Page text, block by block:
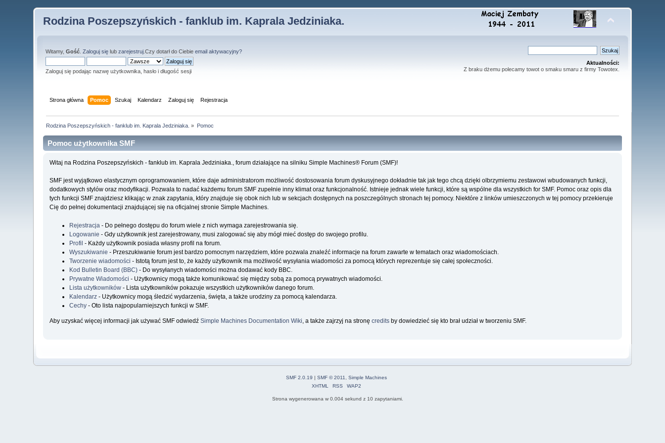
Rodzina Poszepszyńskich - fanklub im. Kaprala Jedziniaka.
Witamy,Gość .Zaloguj się lubzarejestruj .Czy dotarł do Ciebieemail aktywacyjny?
Zaloguj się podając nazwę użytkownika, hasło i długość sesji
Aktualności:
Z braku dżemu polecamy towot o smaku smaru z firmy Towotex.
Strona główna Pomoc Szukaj Kalendarz Zaloguj się Rejestracja
Rodzina Poszepszyńskich - fanklub im. Kaprala Jedziniaka. » Pomoc
Pomoc użytkownika SMF
Witaj na Rodzina Poszepszyńskich - fanklub im. Kaprala Jedziniaka., forum działające na silniku Simple Machines® Forum (SMF)!
SMF jest wyjątkowo elastycznym oprogramowaniem, które daje administratorom możliwość dostosowania forum dyskusyjnego dokładnie tak jak tego chcą dzięki olbrzymiemu zestawowi wbudowanych funkcji,
dodatkowych stylów oraz modyfikacji. Pozwala to nadać każdemu forum SMF zupełnie inny klimat oraz funkcjonalność. Istnieje jednak wiele funkcji, które są wspólne dla wszystkich for SMF. Pomoc oraz opis dla
tych funkcji SMF znajdziesz klikając w znak zapytania, który znajduje się obok nich lub w sekcjach dostępnych na poszczególnych stronach tej pomocy. Niektóre z linków umieszczonych w tej pomocy przekieruje
Cię do pełnej dokumentacji znajdującej się na oficjalnej stronie Simple Machines.
Rejestracja- Do pełnego dostępu do forum wiele z nich wymaga zarejestrowania się.
Logowanie - Gdy użytkownik jest zarejestrowany, musi zalogować się aby mógł mieć dostęp do swojego profilu.
Profil - Każdy użytkownik posiada własny profil na forum.
Wyszukiwanie - Przeszukiwanie forum jest bardzo pomocnym narzędziem, które pozwala znaleźć informacje na forum zawarte w tematach oraz wiadomościach.
Tworzenie wiadomości - Istotą forum jest to, że każdy użytkownik ma możliwość wysyłania wiadomości za pomocą których reprezentuje się całej społeczności.
Kod Bulletin Board (BBC)- Do wysyłanych wiadomości można dodawać kody BBC.
Prywatne Wiadomości - Użytkownicy mogą także komunikować się między sobą za pomocą prywatnych wiadomości.
Lista użytkowników- Lista użytkowników pokazuje wszystkich użytkowników danego forum.
Kalendarz- Użytkownicy mogą śledzić wydarzenia, święta, a także urodziny za pomocą kalendarza.
Cechy- Oto lista najpopularniejszych funkcji w SMF.
Aby uzyskać więcej informacji jak używać SMF odwiedź Simple Machines Documentation Wiki , a także zajrzyj na stronę creditsby dowiedzieć się kto brał udział w tworzeniu SMF.
SMF 2.0.19 | SMF © 2011, Simple Machines
XHTML
RSS WAP2
Strona wygenerowana w 0.004 sekund z 10 zapytaniami.